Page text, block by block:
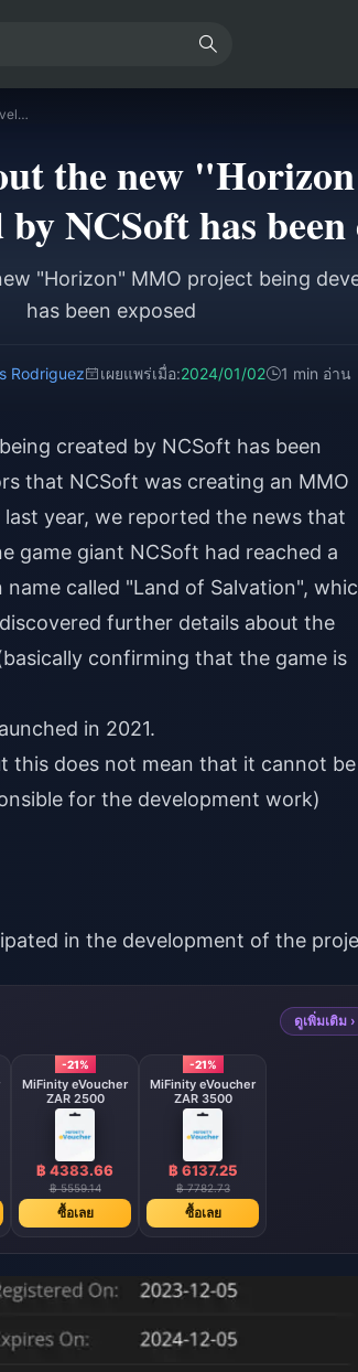
A lot of information about the new "Horizon" MMO project being developed by NCSoft has been exposed
the new
NCSoft has been
"Horizon" MMO project being
has been exposed
Rodriguez เผยแพร่เมื่อ:2024/01/02 1 min อ่าน
created by NCSoft has been
that NCSoft was creating an MMO
year, we reported the news that
game giant NCSoft had reached a
called "Land of Salvation",
further details about the
confirming that the game is
in 2021.
this does not mean that it cannot be
for the development work)
in the development of the
ดูเพิ่มเติม ›
-21%
MiFinity eVoucher
ZAR 2500
฿ 4383.66
฿ 5559.14
ซื้อเลย
-21%
MiFinity eVoucher
ZAR 3500
฿ 6137.25
฿ 7782.73
ซื้อเลย